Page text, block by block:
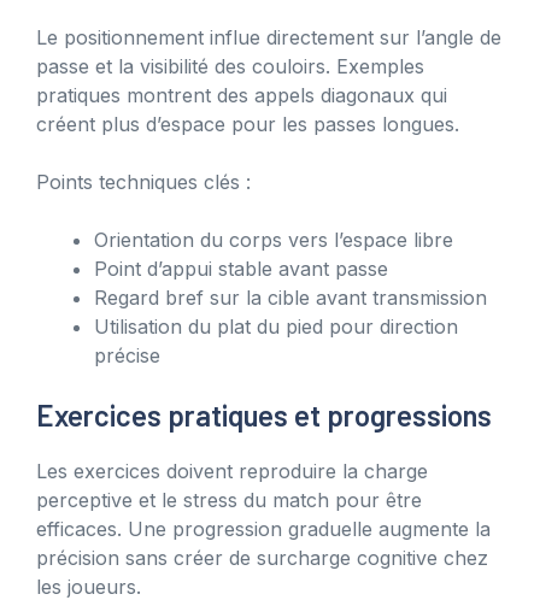
Le positionnement influe directement sur l’angle de
passe et la visibilité des couloirs. Exemples
pratiques montrent des appels diagonaux qui
créent plus d’espace pour les passes longues.
Points techniques clés :
Orientation du corps vers l’espace libre
Point d’appui stable avant passe
Regard bref sur la cible avant transmission
Utilisation du plat du pied pour direction
précise
Exercices pratiques et progressions
Les exercices doivent reproduire la charge
perceptive et le stress du match pour être
efficaces. Une progression graduelle augmente la
précision sans créer de surcharge cognitive chez
les joueurs.